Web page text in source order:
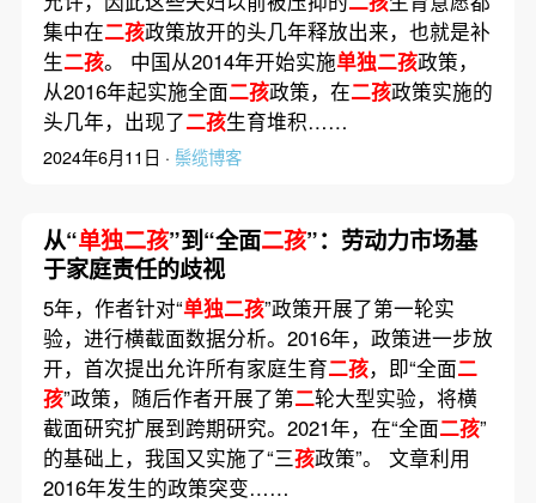
集中在二孩政策放开的头几年释放出来，也就是补
生二孩。 中国从2014年开始实施单独二孩政策，
从2016年起实施全面二孩政策，在二孩政策实施的
头几年，出现了二孩生育堆积……
2024年6月11日 · 鬃缆博客
从“单独二孩”到“全面二孩”：劳动力市场基
于家庭责任的歧视
5年，作者针对“单独二孩”政策开展了第一轮实
验，进行横截面数据分析。2016年，政策进一步放
开，首次提出允许所有家庭生育二孩，即“全面二
孩”政策，随后作者开展了第二轮大型实验，将横
截面研究扩展到跨期研究。2021年，在“全面二孩”
的基础上，我国又实施了“三孩政策”。 文章利用
2016年发生的政策突变……